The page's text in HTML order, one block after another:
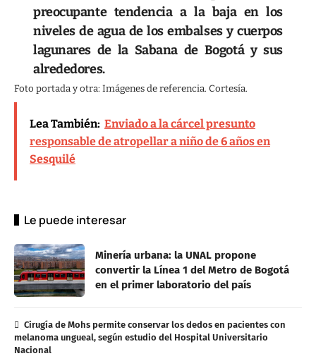
preocupante tendencia a la baja en los
niveles de agua de los embalses y cuerpos
lagunares de la Sabana de Bogotá y sus
alrededores.
Foto portada y otra: Imágenes de referencia. Cortesía.
Lea También: Enviado a la cárcel presunto
responsable de atropellar a niño de 6 años en
Sesquilé
Le puede interesar
Minería urbana: la UNAL propone
convertir la Línea 1 del Metro de Bogotá
en el primer laboratorio del país
Cirugía de Mohs permite conservar los dedos en pacientes con
melanoma ungueal, según estudio del Hospital Universitario
Nacional